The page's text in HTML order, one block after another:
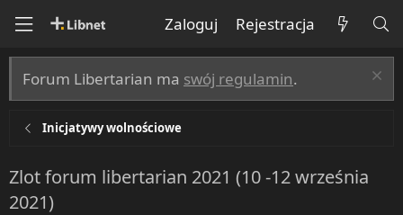
Zaloguj Rejestracja
Forum Libertarian ma swój regulamin.
Inicjatywy wolnościowe
Zlot forum libertarian 2021 (10 -12 września
2021)